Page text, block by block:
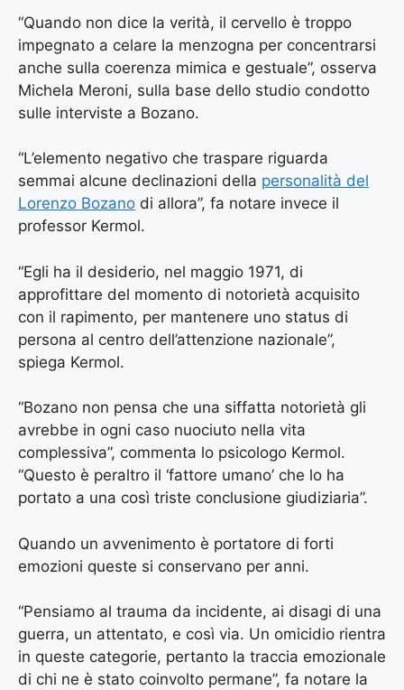
“Quando non dice la verità, il cervello è troppo
impegnato a celare la menzogna per concentrarsi
anche sulla coerenza mimica e gestuale”, osserva
Michela Meroni, sulla base dello studio condotto
sulle interviste a Bozano.
“L’elemento negativo che traspare riguarda
semmai alcune declinazioni della personalità del
Lorenzo Bozano di allora”, fa notare invece il
professor Kermol.
“Egli ha il desiderio, nel maggio 1971, di
approfittare del momento di notorietà acquisito
con il rapimento, per mantenere uno status di
persona al centro dell’attenzione nazionale”,
spiega Kermol.
“Bozano non pensa che una siffatta notorietà gli
avrebbe in ogni caso nuociuto nella vita
complessiva”, commenta lo psicologo Kermol.
“Questo è peraltro il ‘fattore umano’ che lo ha
portato a una così triste conclusione giudiziaria”.
Quando un avvenimento è portatore di forti
emozioni queste si conservano per anni.
“Pensiamo al trauma da incidente, ai disagi di una
guerra, un attentato, e così via. Un omicidio rientra
in queste categorie, pertanto la traccia emozionale
di chi ne è stato coinvolto permane”, fa notare la